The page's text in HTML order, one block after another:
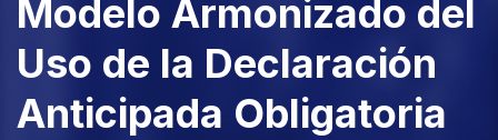
Modelo Armonizado del
Uso de la Declaración
Anticipada Obligatoria